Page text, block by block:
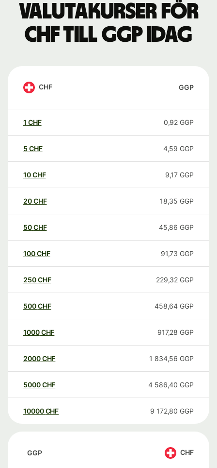
Valutakurser för
CHF till GGP idag
CHF GGP
1 CHF 0,92 GGP
5 CHF 4,59 GGP
10CHF 9,17 GGP
20CHF 18,35 GGP
50CHF 45,86 GGP
100CHF 91,73 GGP
250CHF 229,32 GGP
500CHF 458,64 GGP
1000CHF 917,28 GGP
2000CHF 1 834,56 GGP
5000CHF 4 586,40 GGP
10000 CHF 9 172,80 GGP
GGP CHF